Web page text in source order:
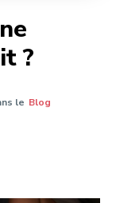
?
le Blog